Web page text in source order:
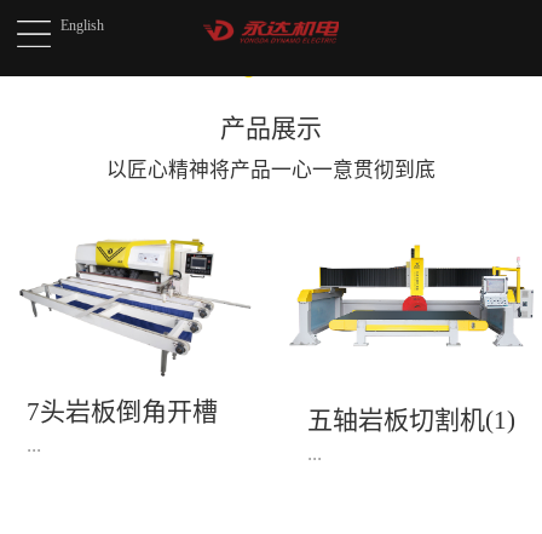
English
产品展示
以匠心精神将产品一心一意贯彻到底
7头岩板倒角开槽
机(1)
...
五轴岩板切割机(1)
...